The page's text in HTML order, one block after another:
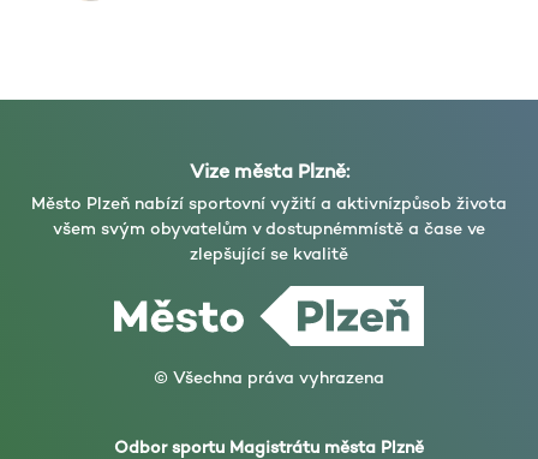
Vize města Plzně:
Město Plzeň nabízí sportovní vyžití a aktivnízpůsob života
všem svým obyvatelům v dostupnémmístě a čase ve
zlepšující se kvalitě
© Všechna práva vyhrazena
Odbor sportu Magistrátu města Plzně